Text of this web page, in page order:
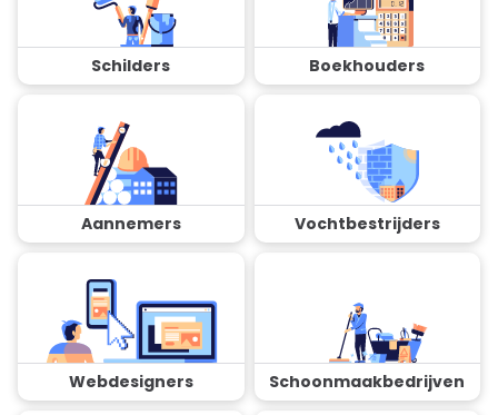
Schilders Boekhouders
Aannemers Vochtbestrijders
Webdesigners Schoonmaakbedrijven